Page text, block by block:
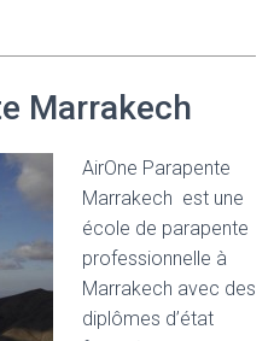
Marrakech
AirOne Parapente
Marrakech est une
école de parapente
professionnelle à
Marrakech avec des
diplômes d’état